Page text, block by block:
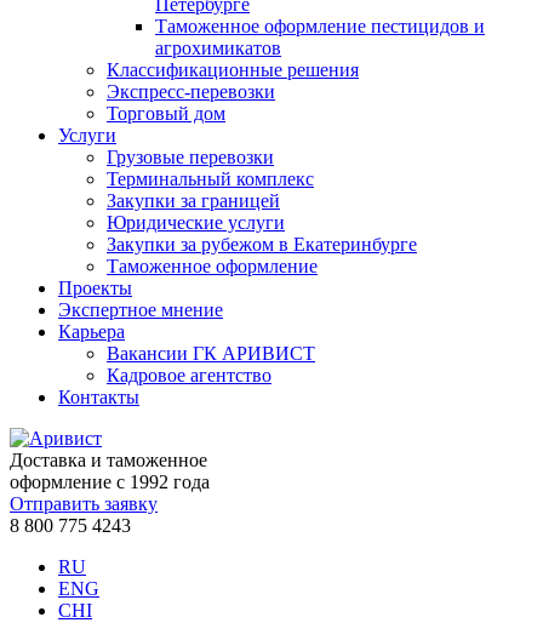
Петербурге
Таможенное оформление пестицидов и
агрохимикатов
Классификационные решения
Экспресс-перевозки
Торговый дом
Услуги
Грузовые перевозки
Терминальный комплекс
Закупки за границей
Юридические услуги
Закупки за рубежом в Екатеринбурге
Таможенное оформление
Проекты
Экспертное мнение
Карьера
Вакансии ГК АРИВИСТ
Кадровое агентство
Контакты
Доставка и таможенное
оформление с 1992 года
Отправить заявку
8 800 775 4243
RU
ENG
CHI